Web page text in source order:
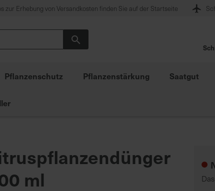
zur Erhebung von Versandkosten finden Sie auf der Startseite
Pflanzenschutz Pflanzenstärkung Saatgut
ml